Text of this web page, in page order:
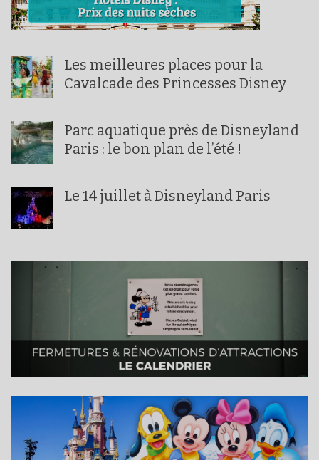
Les meilleures places pour la
Cavalcade des Princesses Disney
Parc aquatique près de Disneyland
Paris : le bon plan de l’été !
Le 14 juillet à Disneyland Paris